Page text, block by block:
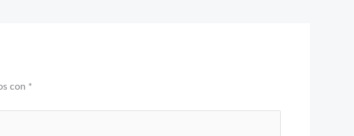
con *